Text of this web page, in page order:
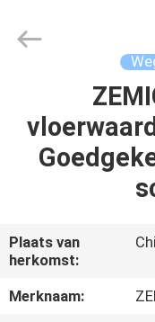
PRODUCTEN
OVER
ONS
Rights
Plaats van
herkomst:
Merknaam: